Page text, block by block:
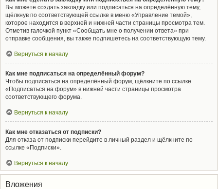
Вы можете создать закладку или подписаться на определённую тему,
щёлкнув по соответствующей ссылке в меню «Управление темой»,
которое находится в верхней и нижней части страницы просмотра тем.
Отметив галочкой пункт «Сообщать мне о получении ответа» при
отправке сообщения, вы также подпишетесь на соответствующую тему.
Вернуться к началу
Как мне подписаться на определённый форум?
Чтобы подписаться на определённый форум, щёлкните по ссылке
«Подписаться на форум» в нижней части страницы просмотра
соответствующего форума.
Вернуться к началу
Как мне отказаться от подписки?
Для отказа от подписки перейдите в личный раздел и щёлкните по
ссылке «Подписки».
Вернуться к началу
Вложения